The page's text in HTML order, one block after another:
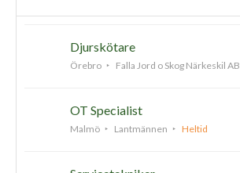
Djurskötare
Örebro Falla Jord o Skog Närkeskil AB
OT Specialist
Malmö Lantmännen Heltid